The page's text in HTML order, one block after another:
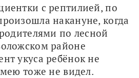
с рептилией, по
накануне, когда
по лесной
районе
укуса ребёнок не
тоже не видел.